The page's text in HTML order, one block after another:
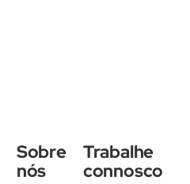
Sobre
nós
Trabalhe
connosco